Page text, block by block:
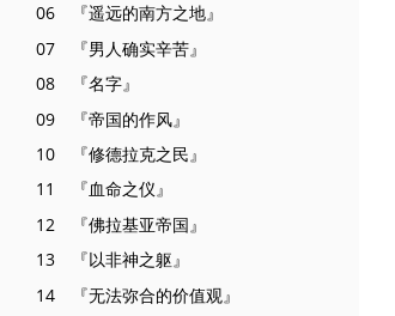
06 『遥远的南方之地』
07 『男人确实辛苦』
08 『名字』
09 『帝国的作风』
10 『修德拉克之民』
11 『血命之仪』
12 『佛拉基亚帝国』
13 『以非神之躯』
14 『无法弥合的价值观』